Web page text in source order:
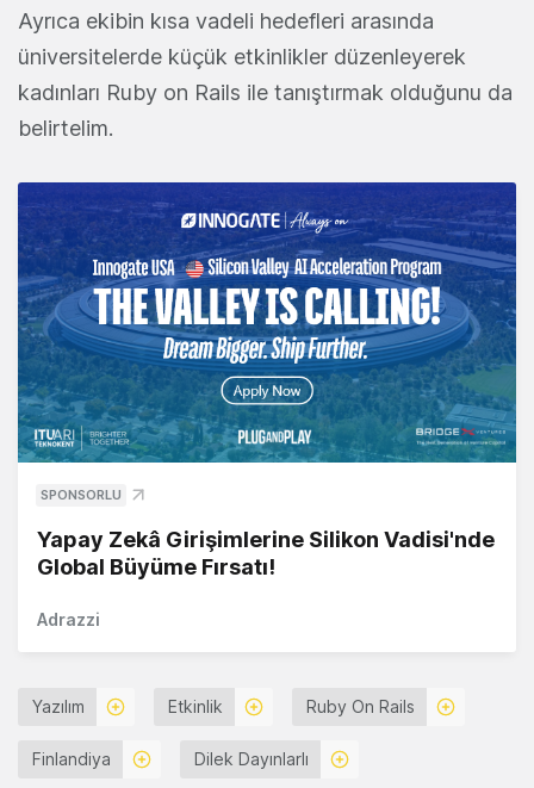
Ayrıca ekibin kısa vadeli hedefleri arasında
üniversitelerde küçük etkinlikler düzenleyerek
kadınları Ruby on Rails ile tanıştırmak olduğunu da
belirtelim.
SPONSORLU
Yapay Zekâ Girişimlerine Silikon Vadisi'nde
Global Büyüme Fırsatı!
Adrazzi
Yazılım Etkinlik Ruby On Rails
Finlandiya Dilek Dayınlarlı